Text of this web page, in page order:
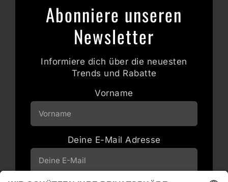
Abonniere unseren
Newsletter
Informiere dich über die neuesten
Trends und Rabatte
Vorname
Deine E-Mail Adresse